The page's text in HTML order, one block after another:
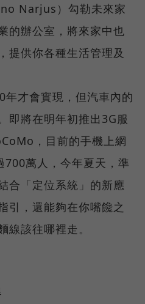
Narjus）勾勒未來家
的辦公室，將來家中也
提供你各種生活管理及
年才會實現，但汽車內的
即將在明年初推出3G服
，目前的手機上網
萬人，今年夏天，準
合「定位系統」的新應
引，還能夠在你嘴饞之
線該往哪裡走。